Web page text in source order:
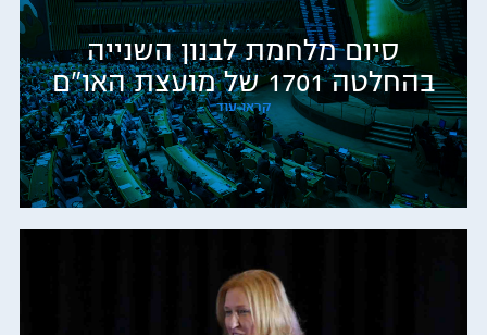
סיום מלחמת לבנון השנייה
בהחלטה 1701 של מועצת האו"ם
קראו עוד